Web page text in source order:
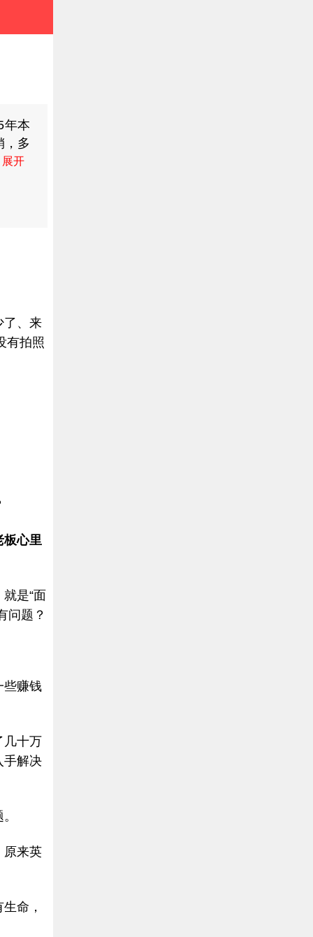
年本
，多
了、来
有拍照
板心里
是“面
问题？
些赚钱
几十万
手解决
原来英
命，